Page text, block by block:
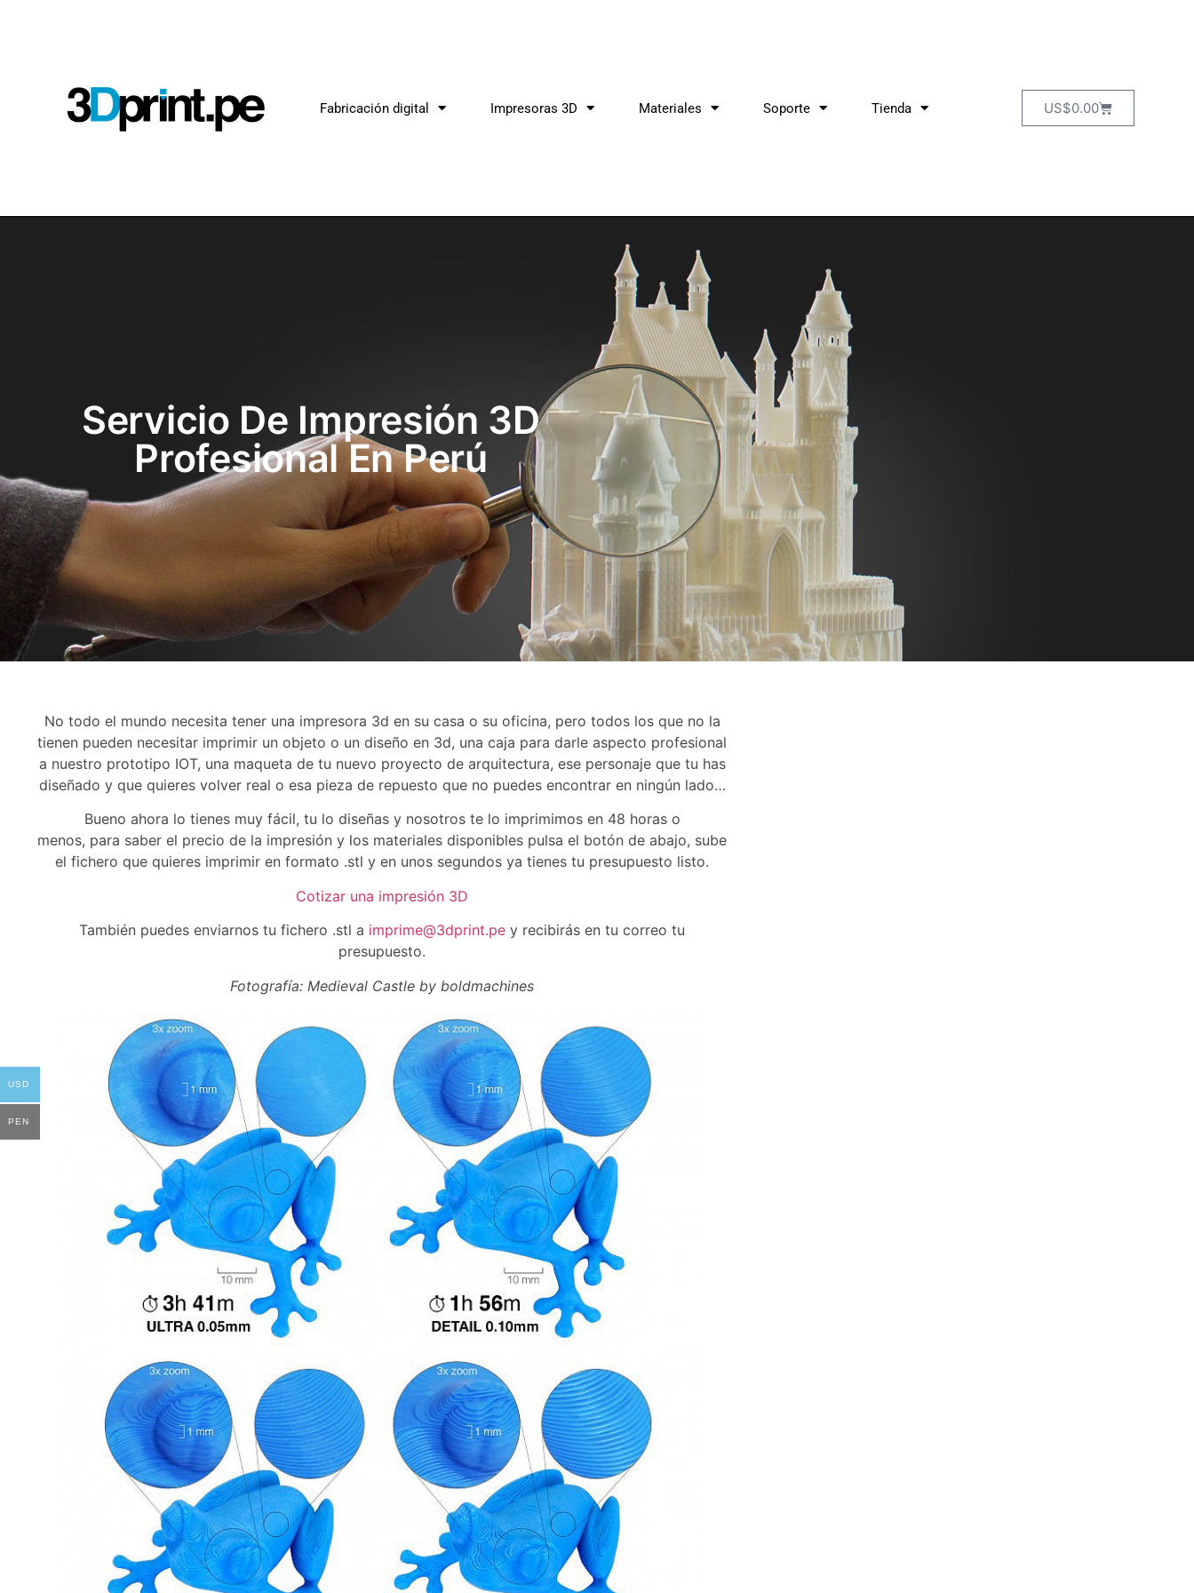
Fabricación digital Impresoras 3D Materiales Soporte Tienda US$0.00
Servicio De Impresión 3D
Profesional En Perú
No todo el mundo necesita tener una impresora 3d en su casa o su oficina, pero todos los que no la
tienen pueden necesitar imprimir un objeto o un diseño en 3d, una caja para darle aspecto profesional
a nuestro prototipo IOT, una maqueta de tu nuevo proyecto de arquitectura, ese personaje que tu has
diseñado y que quieres volver real o esa pieza de repuesto que no puedes encontrar en ningún lado…
Bueno ahora lo tienes muy fácil, tu lo diseñas y nosotros te lo imprimimos en 48 horas o
menos, para saber el precio de la impresión y los materiales disponibles pulsa el botón de abajo, sube
el fichero que quieres imprimir en formato .stl y en unos segundos ya tienes tu presupuesto listo.
Cotizar una impresión 3D
También puedes enviarnos tu fichero .stl a imprime@3dprint.pe y recibirás en tu correo tu
presupuesto.
Fotografía: Medieval Castle by boldmachines
USD
PEN